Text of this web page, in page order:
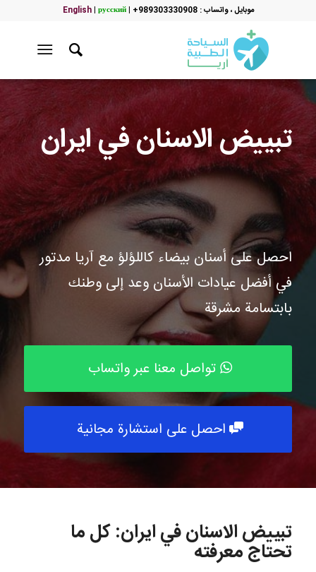
موبایل ، واتساب : 989303330908+ |
English| русский
تبييض الاسنان في ايران
احصل على أسنان بيضاء كاللؤلؤ مع آريا مدتور
في أفضل عيادات الأسنان وعد إلى وطنك
بابتسامة مشرقة
تواصل معنا عبر واتساب
احصل على استشارة مجانية
تبييض الاسنان في ايران: كل ما
تحتاج معرفته